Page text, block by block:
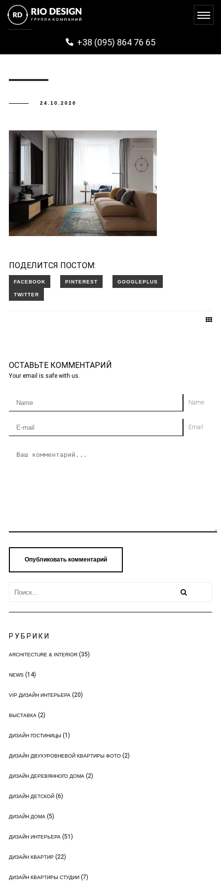
+38 (095) 864 76 65
PHOTO_2020-09-02_13-29-04
24.10.2020
ПОДЕЛИТСЯ ПОСТОМ:
ОСТАВЬТЕ КОММЕНТАРИЙ
Your email is safe with us.
Name
Email
РУБРИКИ
ARCHITECTURE & INTERIOR(35)
NEWS(14)
VIP ДИЗАЙН ИНТЕРЬЕРА(20)
ВЫСТАВКА(2)
ДИЗАЙН ГОСТИНИЦЫ (1)
ДИЗАЙН ДВУХУРОВНЕВОЙ КВАРТИРЫ ФОТО(2)
ДИЗАЙН ДЕРЕВЯННОГО ДОМА(2)
ДИЗАЙН ДЕТСКОЙ(6)
ДИЗАЙН ДОМА(5)
ДИЗАЙН ИНТЕРЬЕРА(51)
ДИЗАЙН КВАРТИР(22)
ДИЗАЙН КВАРТИРЫ СТУДИИ(7)